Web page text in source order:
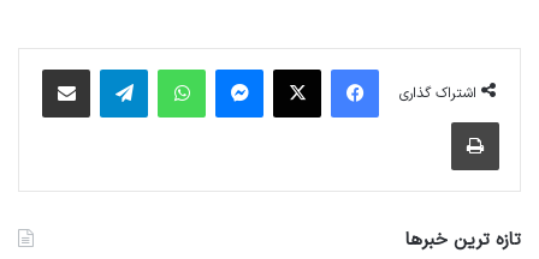
اشتراک گذاری
فیس بوک X پیام رسان واتس آپ تلگرام اشتراک گذاری از طریق ایمیل
چاپ
تازه ترین خبرها